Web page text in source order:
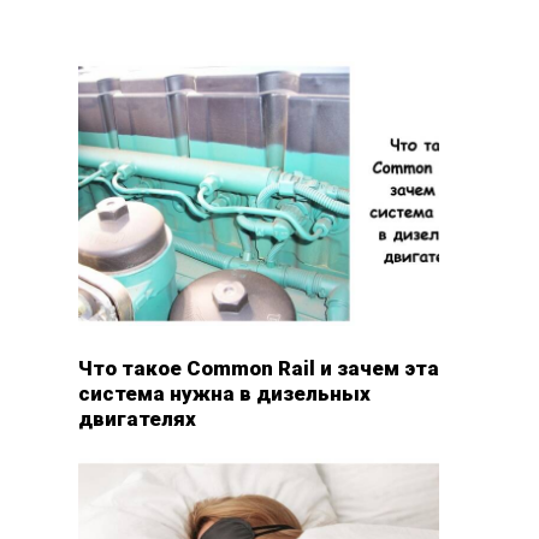
Что такое Common Rail и зачем эта
система нужна в дизельных
двигателях